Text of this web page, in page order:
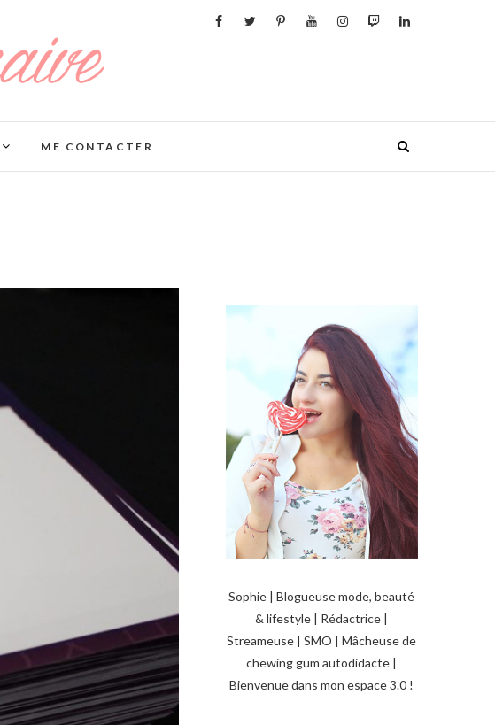
ME CONTACTER
Sophie | Blogueuse mode, beauté
& lifestyle | Rédactrice |
Streameuse | SMO | Mâcheuse de
chewing gum autodidacte |
Bienvenue dans mon espace 3.0 !